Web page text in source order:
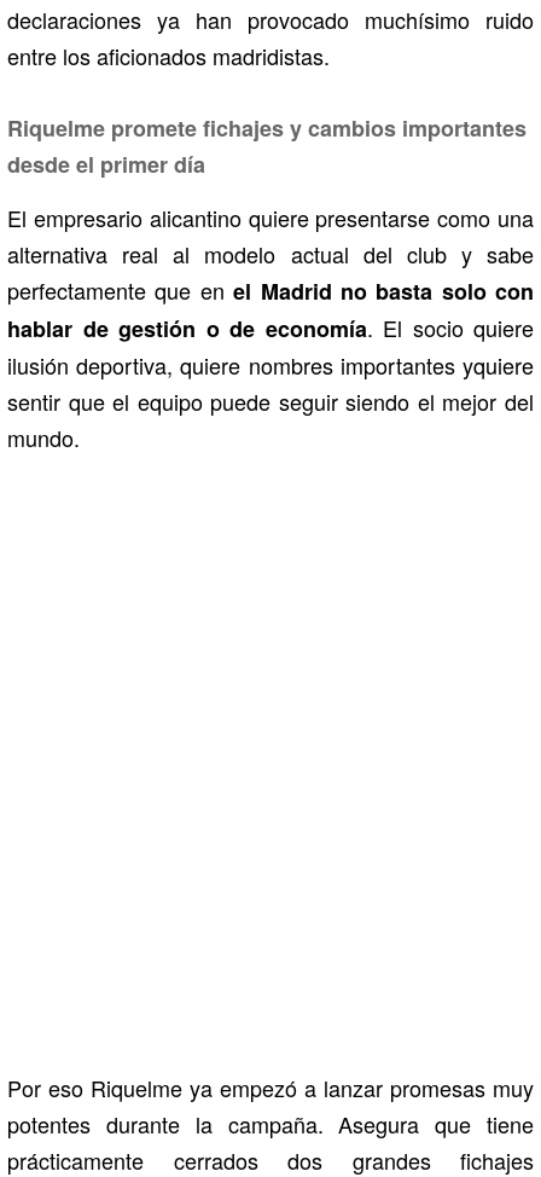
declaraciones ya han provocado muchísimo ruido
entre los aficionados madridistas.
Riquelme promete fichajes y cambios importantes
desde el primer día
El empresario alicantino quiere presentarse como una
alternativa real al modelo actual del club y sabe
perfectamente que enel Madrid no basta solo con
hablar de gestión o de economía. El socio quiere
ilusión deportiva, quiere nombres importantes yquiere
sentir que el equipo puede seguir siendo el mejor del
mundo.
Por eso Riquelme ya empezó a lanzar promesas muy
potentes durante la campaña. Asegura que tiene
prácticamente cerrados dos grandes fichajes